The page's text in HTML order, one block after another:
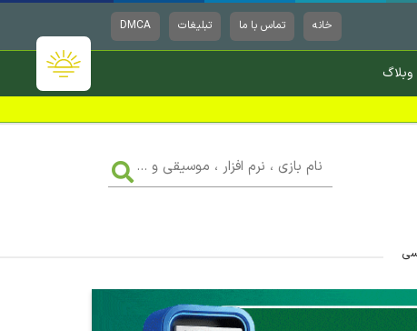
خانه تماس با ما تبلیغات DMCA
وبلاگ
بازی
،